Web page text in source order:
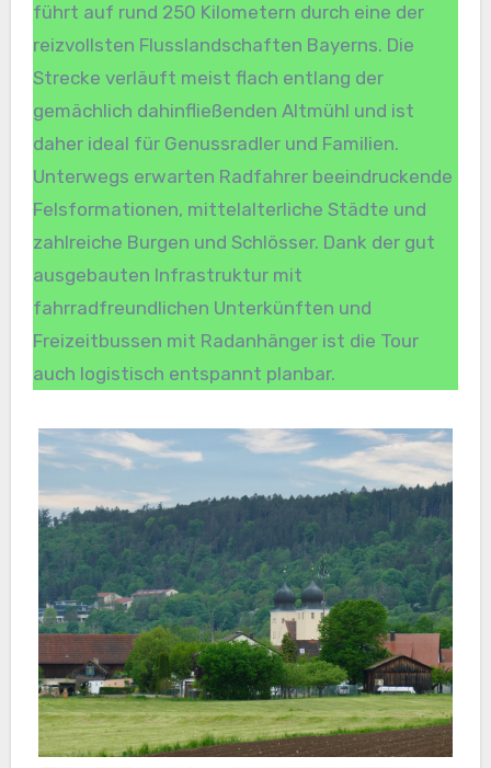
führt auf rund 250 Kilometern durch eine der
reizvollsten Flusslandschaften Bayerns. Die
Strecke verläuft meist flach entlang der
gemächlich dahinfließenden Altmühl und ist
daher ideal für Genussradler und Familien.
Unterwegs erwarten Radfahrer beeindruckende
Felsformationen, mittelalterliche Städte und
zahlreiche Burgen und Schlösser. Dank der gut
ausgebauten Infrastruktur mit
fahrradfreundlichen Unterkünften und
Freizeitbussen mit Radanhänger ist die Tour
auch logistisch entspannt planbar.